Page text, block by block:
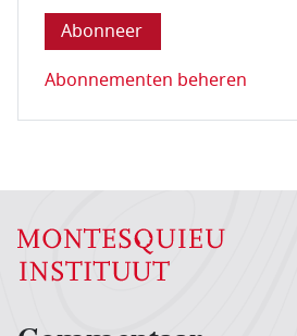
Abonnementen beheren